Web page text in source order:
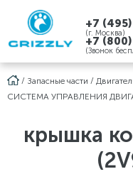
+7
(г. Москва)
+7
(Звонок
/ Запасные части /
СИСТЕМА УПРАВЛЕНИЯ
крышка